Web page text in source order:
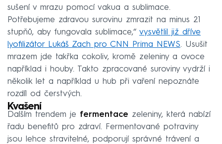
sušení v mrazu pomocí vakua a sublimace.
Potřebujeme zdravou surovinu zmrazit na minus 21
stupňů, aby fungovala sublimace,“ vysvětlil již dříve
lyofilizátor Lukáš Zach pro CNN Prima NEWS. Usušit
mrazem jde takřka cokoliv, kromě zeleniny a ovoce
například i houby. Takto zpracované suroviny vydrží i
několik let a například u hub při vaření nepoznáte
rozdíl od čerstvých.
Kvašení
Dalším trendem je fermentace zeleniny, která nabízí
řadu benefitů pro zdraví. Fermentované potraviny
jsou lehce stravitelné, podporují správné trávení a